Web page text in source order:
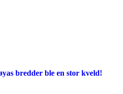
bredder ble en stor kveld!